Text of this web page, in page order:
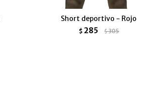
Short deportivo - Rojo
$ 285 $305